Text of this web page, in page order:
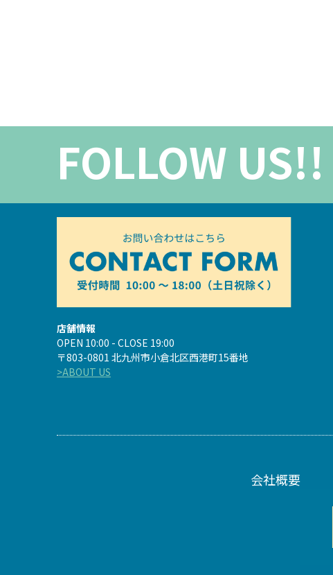
FOLLOW US!!
店舗情報
OPEN 10:00 - CLOSE 19:00
〒803-0801 北九州市小倉北区西港町15番地
>ABOUT US
会社概要